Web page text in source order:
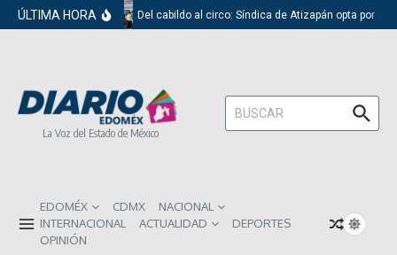
Saltar al contenido
ÚLTIMA HORA Del cabildo al circo: Síndica de Atizapán opta por el
La Voz del Estado de México
Buscar:
EDOMÉX CDMX
NACIONAL
INTERNACIONAL
ACTUALIDAD
DEPORTES
OPINIÓN